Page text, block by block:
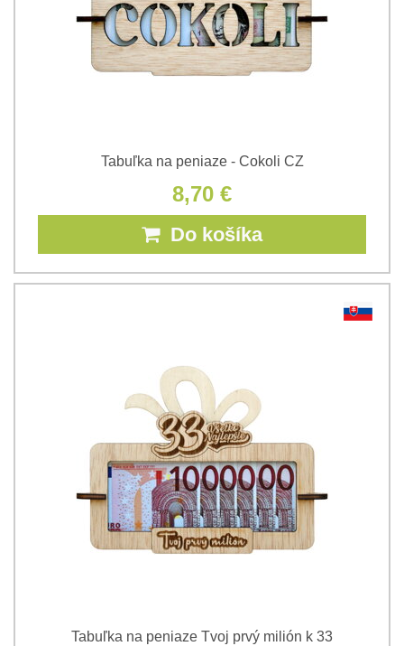
Tabuľka na peniaze - Cokoli CZ
8,70 €
Do košíka
Tabuľka na peniaze Tvoj prvý milión k 33